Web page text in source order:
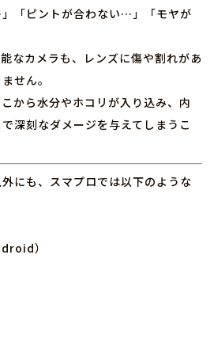
「ピントが合わない…」「モヤが
なカメラも、レンズに傷や割れがあ
せん。
から水分やホコリが入り込み、内
深刻なダメージを与えてしまうこ
にも、スマプロでは以下のような
）